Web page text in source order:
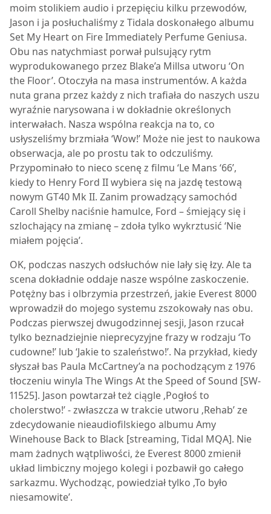
moim stolikiem audio i przepięciu kilku przewodów,
Jason i ja posłuchaliśmy z Tidala doskonałego albumu
Set My Heart on Fire Immediately Perfume Geniusa.
Obu nas natychmiast porwał pulsujący rytm
wyprodukowanego przez Blake’a Millsa utworu ‘On
the Floor’. Otoczyła na masa instrumentów. A każda
nuta grana przez każdy z nich trafiała do naszych uszu
wyraźnie narysowana i w dokładnie określonych
interwałach. Nasza wspólna reakcja na to, co
usłyszeliśmy brzmiała ‘Wow!’ Może nie jest to naukowa
obserwacja, ale po prostu tak to odczuliśmy.
Przypominało to nieco scenę z filmu ‘Le Mans ‘66’,
kiedy to Henry Ford II wybiera się na jazdę testową
nowym GT40 Mk II. Zanim prowadzący samochód
Caroll Shelby naciśnie hamulce, Ford – śmiejący się i
szlochający na zmianę – zdoła tylko wykrztusić ‘Nie
miałem pojęcia’.
OK, podczas naszych odsłuchów nie lały się łzy. Ale ta
scena dokładnie oddaje nasze wspólne zaskoczenie.
Potężny bas i olbrzymia przestrzeń, jakie Everest 8000
wprowadził do mojego systemu zszokowały nas obu.
Podczas pierwszej dwugodzinnej sesji, Jason rzucał
tylko beznadziejnie nieprecyzyjne frazy w rodzaju ‘To
cudowne!’ lub ‘Jakie to szaleństwo!’. Na przykład, kiedy
słyszał bas Paula McCartney’a na pochodzącym z 1976
tłoczeniu winyla The Wings At the Speed of Sound [SW-
11525]. Jason powtarzał też ciągle ‚Pogłoś to
cholerstwo!’ - zwłaszcza w trakcie utworu ‚Rehab’ ze
zdecydowanie nieaudiofilskiego albumu Amy
Winehouse Back to Black [streaming, Tidal MQA]. Nie
mam żadnych wątpliwości, że Everest 8000zmienił
układ limbiczny mojego kolegi i pozbawił go całego
sarkazmu. Wychodząc, powiedział tylko ‚To było
niesamowite’.